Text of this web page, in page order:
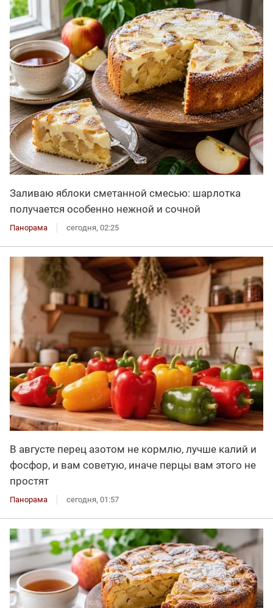
Заливаю яблоки сметанной смесью: шарлотка
получается особенно нежной и сочной
Панорама сегодня, 02:25
В августе перец азотом не кормлю, лучше калий и
фосфор, и вам советую, иначе перцы вам этого не
простят
Панорама сегодня, 01:57